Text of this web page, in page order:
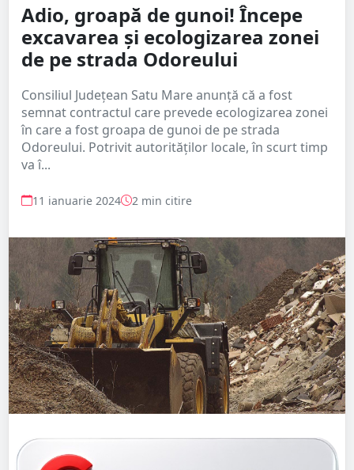
Adio, groapă de gunoi! Începe
excavarea și ecologizarea zonei
de pe strada Odoreului
Consiliul Județean Satu Mare anunță că a fost
semnat contractul care prevede ecologizarea zonei
în care a fost groapa de gunoi de pe strada
Odoreului. Potrivit autorităților locale, în scurt timp
va î...
11 ianuarie 2024 2 min citire